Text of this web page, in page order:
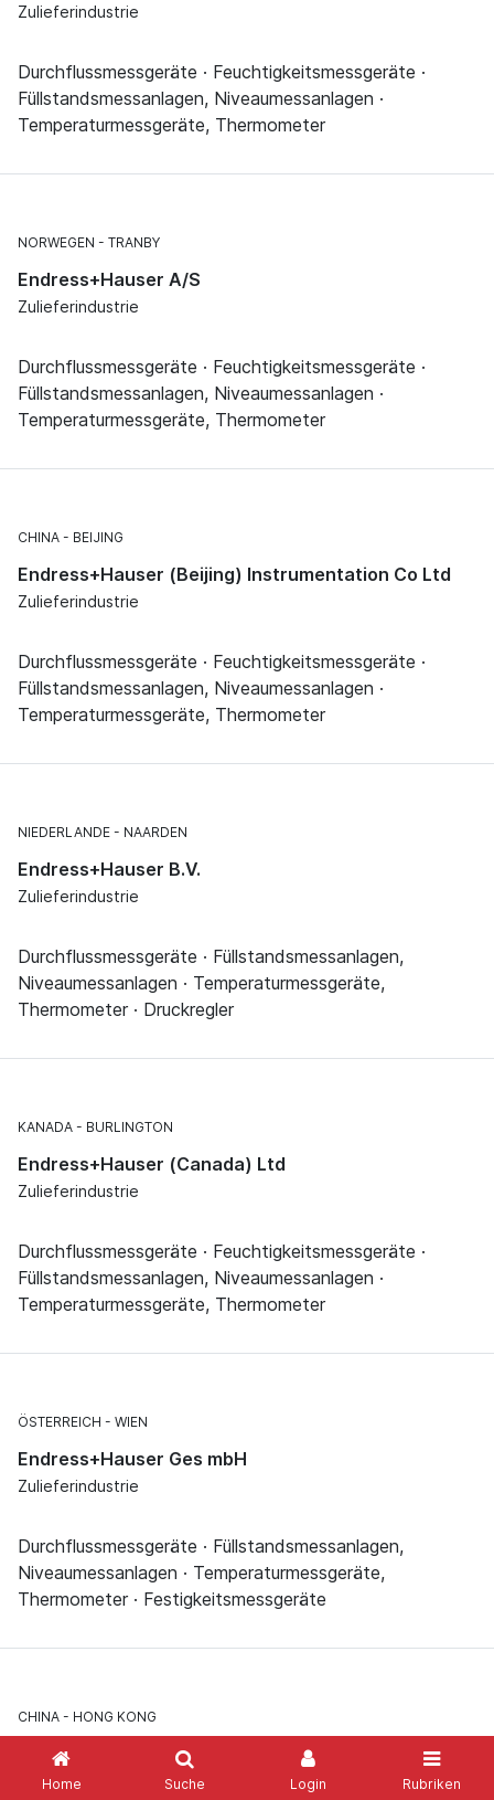
Home Suche Login Rubriken
Zulieferindustrie
Durchflussmessgeräte · Feuchtigkeitsmessgeräte ·
Füllstandsmessanlagen, Niveaumessanlagen ·
Temperaturmessgeräte, Thermometer
NORWEGEN TRANBY
Endress+Hauser A/S
Zulieferindustrie
Durchflussmessgeräte · Feuchtigkeitsmessgeräte ·
Füllstandsmessanlagen, Niveaumessanlagen ·
Temperaturmessgeräte, Thermometer
CHINA BEIJING
Endress+Hauser (Beijing) Instrumentation Co Ltd
Zulieferindustrie
Durchflussmessgeräte · Feuchtigkeitsmessgeräte ·
Füllstandsmessanlagen, Niveaumessanlagen ·
Temperaturmessgeräte, Thermometer
NIEDERLANDE NAARDEN
Endress+Hauser B.V.
Zulieferindustrie
Durchflussmessgeräte · Füllstandsmessanlagen,
Niveaumessanlagen · Temperaturmessgeräte,
Thermometer · Druckregler
KANADA BURLINGTON
Endress+Hauser (Canada) Ltd
Zulieferindustrie
Durchflussmessgeräte · Feuchtigkeitsmessgeräte ·
Füllstandsmessanlagen, Niveaumessanlagen ·
Temperaturmessgeräte, Thermometer
ÖSTERREICH WIEN
Endress+Hauser Ges mbH
Zulieferindustrie
Durchflussmessgeräte · Füllstandsmessanlagen,
Niveaumessanlagen · Temperaturmessgeräte,
Thermometer · Festigkeitsmessgeräte
CHINA HONG KONG
Endress+Hauser (H.K.) Ltd
Zulieferindustrie